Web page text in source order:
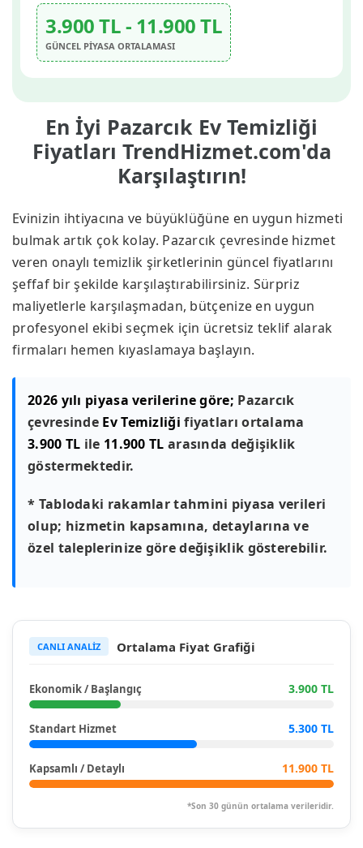
En İyi Pazarcık Ev Temizliği
Fiyatları TrendHizmet.com'da
Karşılaştırın!
Evinizin ihtiyacına ve büyüklüğüne en uygun hizmeti
bulmak artık çok kolay. Pazarcık çevresinde hizmet
veren onaylı temizlik şirketlerinin güncel fiyatlarını
şeffaf bir şekilde karşılaştırabilirsiniz. Sürpriz
maliyetlerle karşılaşmadan, bütçenize en uygun
profesyonel ekibi seçmek için ücretsiz teklif alarak
firmaları hemen kıyaslamaya başlayın.
2026 yılı piyasa verilerine göre; Pazarcık
çevresinde Ev Temizliği fiyatları ortalama
3.900 TL ile 11.900 TL arasında değişiklik
göstermektedir.
* Tablodaki rakamlar tahmini piyasa verileri
olup; hizmetin kapsamına, detaylarına ve
özel taleplerinize göre değişiklik gösterebilir.
CANLI ANALİZ Ortalama Fiyat Grafiği
Ekonomik / Başlangıç 3.900 TL
Standart Hizmet 5.300 TL
Kapsamlı / Detaylı 11.900 TL
*Son 30 günün ortalama verileridir.
3.900 TL - 11.900 TL
GÜNCEL PİYASA ORTALAMASI